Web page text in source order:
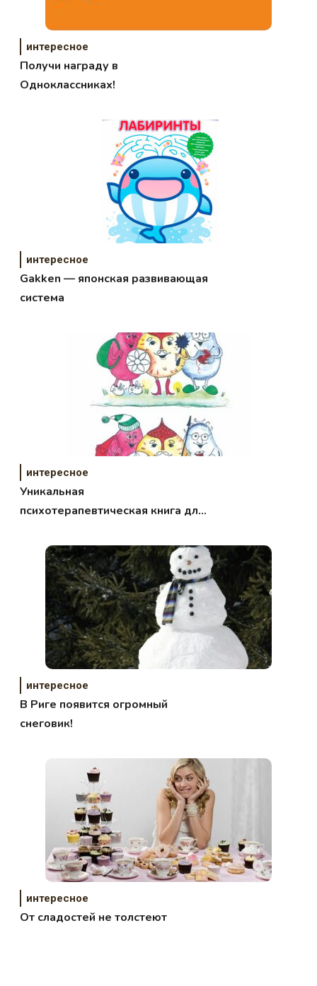
интересное
Получи награду в
Одноклассниках!
интересное
Gakken — японская развивающая
система
интересное
Уникальная
психотерапевтическая книга для
интересное
В Риге появится огромный
снеговик!
интересное
От сладостей не толстеют